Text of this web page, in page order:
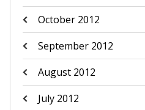
October 2012
September 2012
August 2012
July 2012